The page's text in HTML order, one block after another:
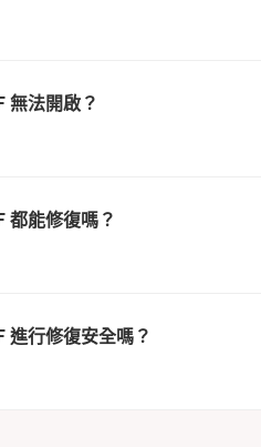
無法開啟？
都能修復嗎？
進行修復安全嗎？